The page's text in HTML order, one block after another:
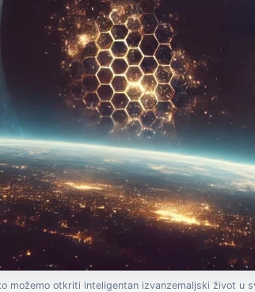
možemo otkriti inteligentan izvanzemaljski život u